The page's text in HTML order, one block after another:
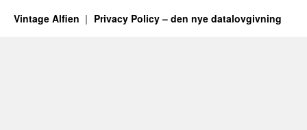
Vintage Alfien Privacy Policy – den nye datalovgivning